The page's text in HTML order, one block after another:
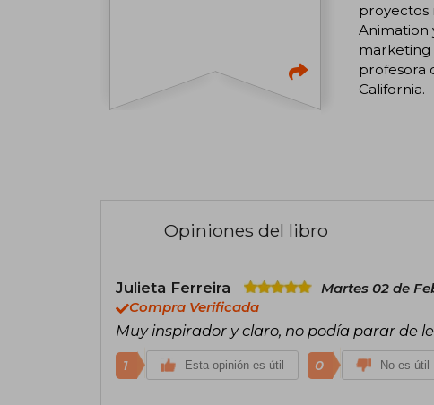
proyectos
Animation
marketing
profesora
California.
Opiniones del libro
Julieta Ferreira
Martes 02 de
Compra Verificada
Muy inspirador y claro, no podía parar de
1 Esta opinión es útil 0 No es útil